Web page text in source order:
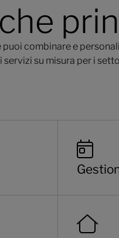
combinare e
su misura per i